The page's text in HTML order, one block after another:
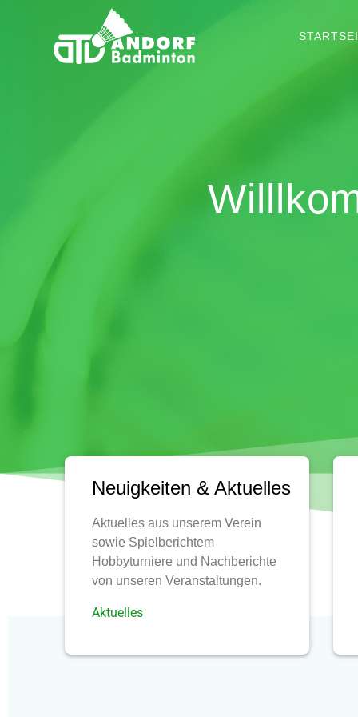
Neuigkeiten & Aktuelles
Aktuelles aus unserem Verein
sowie Spielberichtem
Hobbyturniere und Nachberichte
von unseren Veranstaltungen.
Aktuelles